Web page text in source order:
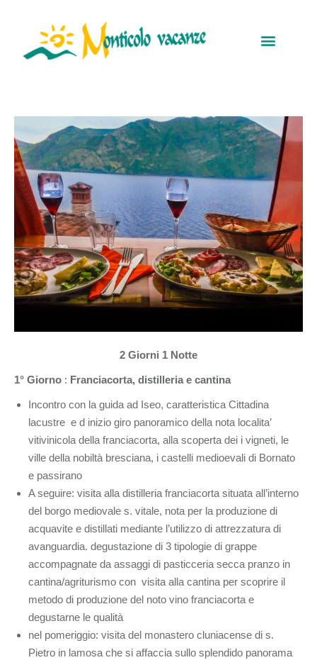
2 Giorni 1 Notte
1° Giorno : Franciacorta, distilleria e cantina
Incontro con la guida ad Iseo, caratteristica Cittadina
lacustre e d inizio giro panoramico della nota localita’
vitivinicola della franciacorta, alla scoperta dei i vigneti, le
ville della nobiltà bresciana, i castelli medioevali di Bornato
e passirano
A seguire: visita alla distilleria franciacorta situata all’interno
del borgo mediovale s. vitale, nota per la produzione di
acquavite e distillati mediante l’utilizzo di attrezzatura di
avanguardia. degustazione di 3 tipologie di grappe
accompagnate da assaggi di pasticceria secca pranzo in
cantina/agriturismo con visita alla cantina per scoprire il
metodo di produzione del noto vino franciacorta e
degustarne le qualità
nel pomeriggio: visita del monastero cluniacense di s.
Pietro in lamosa che si affaccia sullo splendido panorama